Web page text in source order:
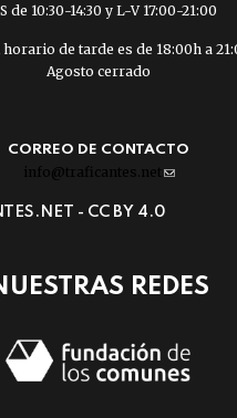
de 10:30-14:30 y L-V 17:00-21:00
horario de tarde es de 18:00h a
Agosto cerrado
CORREO DE CONTACTO
info@traficantes.net (link
e-
- CC BY 4.0
REDES